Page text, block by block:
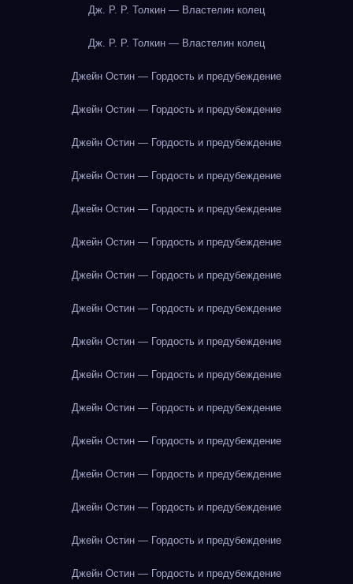
Дж. Р. Р. Толкин — Властелин колец
Дж. Р. Р. Толкин — Властелин колец
Джейн Остин — Гордость и предубеждение
Джейн Остин — Гордость и предубеждение
Джейн Остин — Гордость и предубеждение
Джейн Остин — Гордость и предубеждение
Джейн Остин — Гордость и предубеждение
Джейн Остин — Гордость и предубеждение
Джейн Остин — Гордость и предубеждение
Джейн Остин — Гордость и предубеждение
Джейн Остин — Гордость и предубеждение
Джейн Остин — Гордость и предубеждение
Джейн Остин — Гордость и предубеждение
Джейн Остин — Гордость и предубеждение
Джейн Остин — Гордость и предубеждение
Джейн Остин — Гордость и предубеждение
Джейн Остин — Гордость и предубеждение
Джейн Остин — Гордость и предубеждение